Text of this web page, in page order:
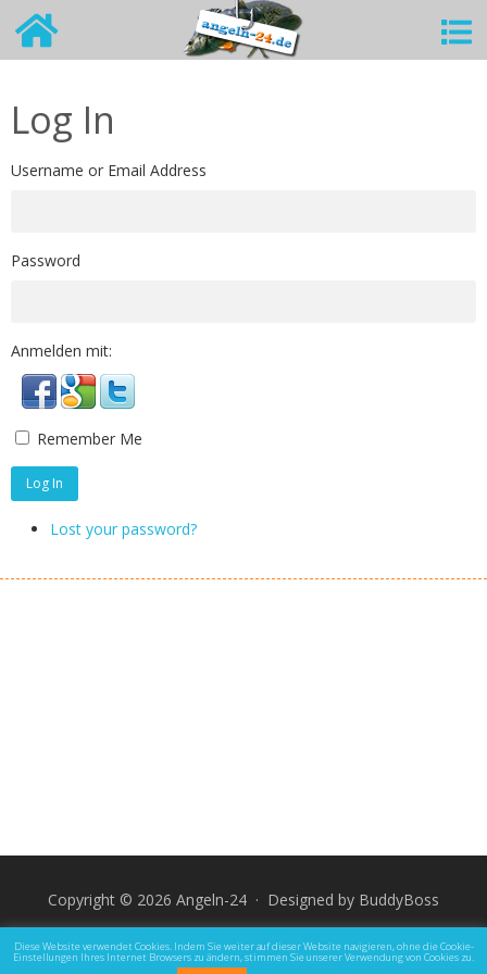
Log In
Username or Email Address
Password
Anmelden mit:
Remember Me
Log In
Lost your password?
Copyright © 2026 Angeln-24 · Designed by BuddyBoss
Impressum Datenschutz und Rechtliche Hinweise
Diese Website verwendet Cookies. Indem Sie weiter auf dieser Website navigieren, ohne die Cookie-
Einstellungen Ihres Internet Browsers zu ändern, stimmen Sie unserer Verwendung von Cookies zu.